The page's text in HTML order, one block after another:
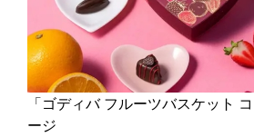
「ゴディバ フルーツバスケット
ージ